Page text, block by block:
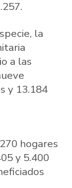
la
a las
y 13.184
hogares
y 5.400